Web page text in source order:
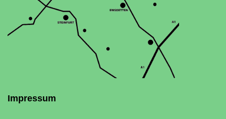
Impressum